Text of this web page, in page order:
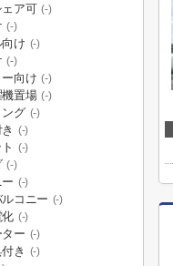
ア可 (-)
(-)
け (-)
(-)
向け (-)
置場 (-)
ング (-)
(-)
(-)
(-)
(-)
コニー (-)
化 (-)
ー (-)
き (-)